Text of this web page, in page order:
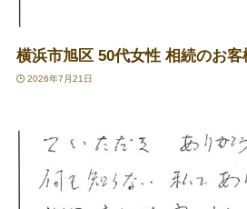
横浜市旭区 50代女性 相続のお客
2026年7月21日